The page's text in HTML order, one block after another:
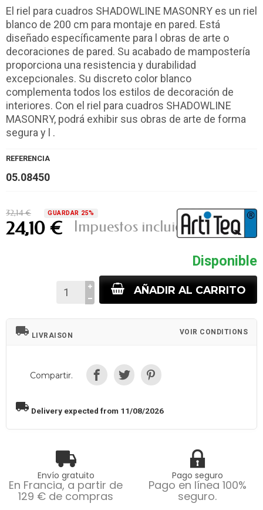
El riel para cuadros SHADOWLINE MASONRY es un riel
blanco de 200 cm para montaje en pared. Está
diseñado específicamente para l obras de arte o
decoraciones de pared. Su acabado de mampostería
proporciona una resistencia y durabilidad
excepcionales. Su discreto color blanco
complementa todos los estilos de decoración de
interiores. Con el riel para cuadros SHADOWLINE
MASONRY, podrá exhibir sus obras de arte de forma
segura y l .
REFERENCIA
05.08450
32,14 € GUARDAR 25%
24,10 € Impuestos incluidos
Disponible
AÑADIR AL CARRITO
local_shipping LIVRAISON VOIR CONDITIONS
Compartir.
local_shipping Delivery expected from 11/08/2026
Envío gratuito
En Francia, a partir de
129 € de compras
Pago seguro
Pago en línea 100%
seguro.